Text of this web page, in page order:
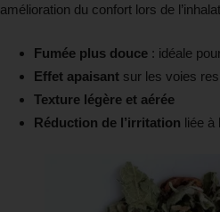
amélioration du confort lors de
Fumée plus douce: idéale
Effet apaisantsur les voies
Texture légère et aérée
Réduction de l’irritation liée à